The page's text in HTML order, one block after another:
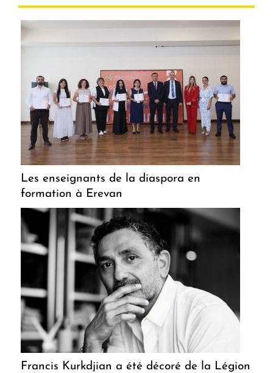
Les enseignants de la diaspora en
formation à Erevan
Francis Kurkdjian a été décoré de la Légion